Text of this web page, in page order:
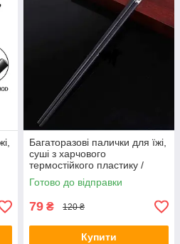
Багаторазові палички для їжі,
суші з харчового
термостійкого пластику /
Срібло
Готово до відправки
79 ₴ 120 ₴
Купити